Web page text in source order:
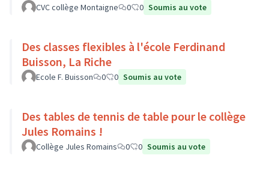
CVC collège Montaigne 0 0 Soumis au vote
Des classes flexibles à l'école Ferdinand
Buisson, La Riche
Ecole F. Buisson 0 0 Soumis au vote
Des tables de tennis de table pour le collège
Jules Romains !
Collège Jules Romains 0 0 Soumis au vote